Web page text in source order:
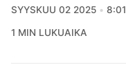
SYYSKUU 02 2025
1 MIN LUKUAIKA